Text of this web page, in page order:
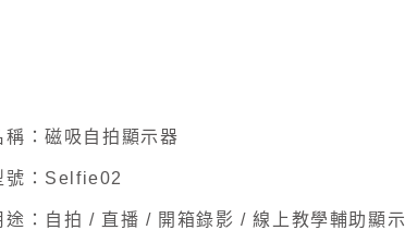
：磁吸自拍顯示器
：Selfie02
：自拍 / 直播 / 開箱錄影 / 線上教學輔助顯示